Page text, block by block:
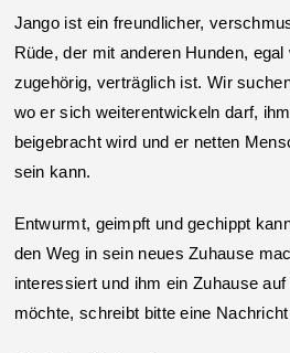
Jango ist ein freundlicher,
Rüde, der mit anderen Hunden,
zugehörig, verträglich ist. Wir
wo er sich weiterentwickeln darf,
beigebracht wird und er netten
sein kann.
Entwurmt, geimpft und gechippt
den Weg in sein neues Zuhause
interessiert und ihm ein Zuhause
möchte, schreibt bitte eine